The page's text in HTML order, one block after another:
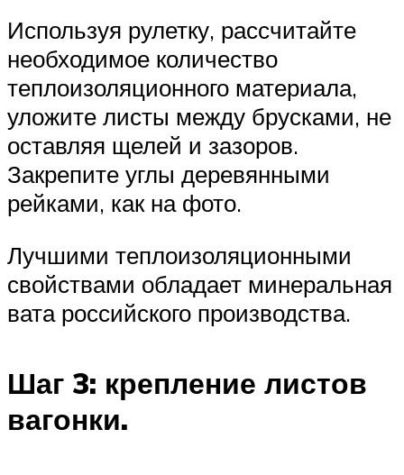
Используя рулетку, рассчитайте
необходимое количество
теплоизоляционного материала,
уложите листы между брусками, не
оставляя щелей и зазоров.
Закрепите углы деревянными
рейками, как на фото.
Лучшими теплоизоляционными
свойствами обладает минеральная
вата российского производства.
Шаг 3: крепление листов
вагонки.